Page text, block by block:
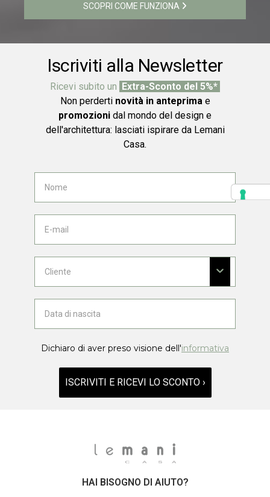
SCOPRI COME FUNZIONA
Iscriviti alla Newsletter
Ricevi subito un Extra-Sconto del 5%*
Non perderti novità in anteprima e
promozioni dal mondo del design e
dell'architettura: lasciati ispirare da Lemani
Casa.
Dichiaro di aver preso visione dell'informativa
ISCRIVITI E RICEVI LO SCONTO ›
HAI BISOGNO DI AIUTO?